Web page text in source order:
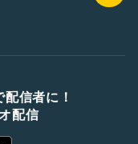
信者に！
配信